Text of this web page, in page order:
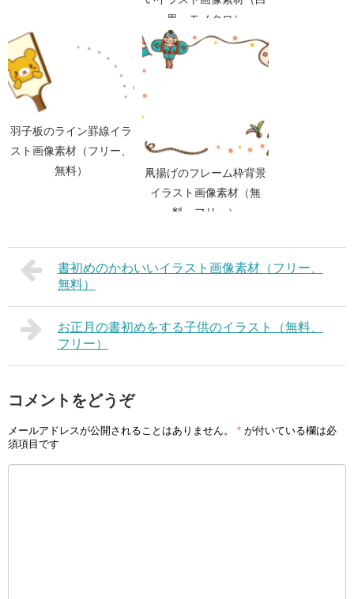
黒、モノクロ）
羽子板のライン罫線イラ
スト画像素材（フリー、
無料）
凧揚げのフレーム枠背景
イラスト画像素材（無
料、フリー）
書初めのかわいいイラスト画像素材（フリー、
無料）
お正月の書初めをする子供のイラスト（無料、
フリー）
コメントをどうぞ
メールアドレスが公開されることはありません。 * が付いている欄は必
須項目です